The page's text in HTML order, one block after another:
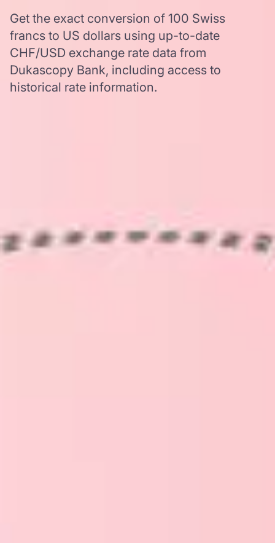
Get the exact conversion of 100 Swiss
francs to US dollars using up-to-date
CHF/USD exchange rate data from
Dukascopy Bank, including access to
historical rate information.